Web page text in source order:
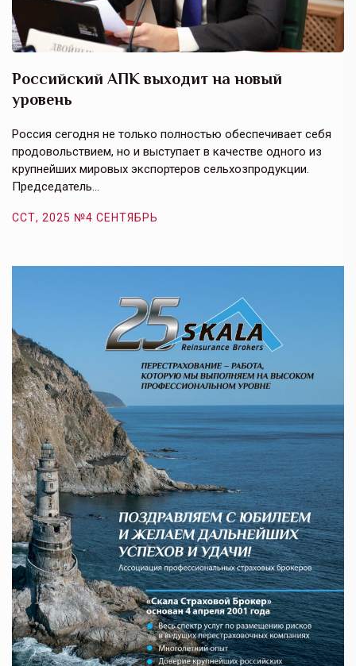
Российский АПК выходит на новый
уровень
Россия сегодня не только полностью обеспечивает себя
продовольствием, но и выступает в качестве одного из
крупнейших мировых экспортеров сельхозпродукции.
Председатель…
ССТ, 2025 №4 СЕНТЯБРЬ